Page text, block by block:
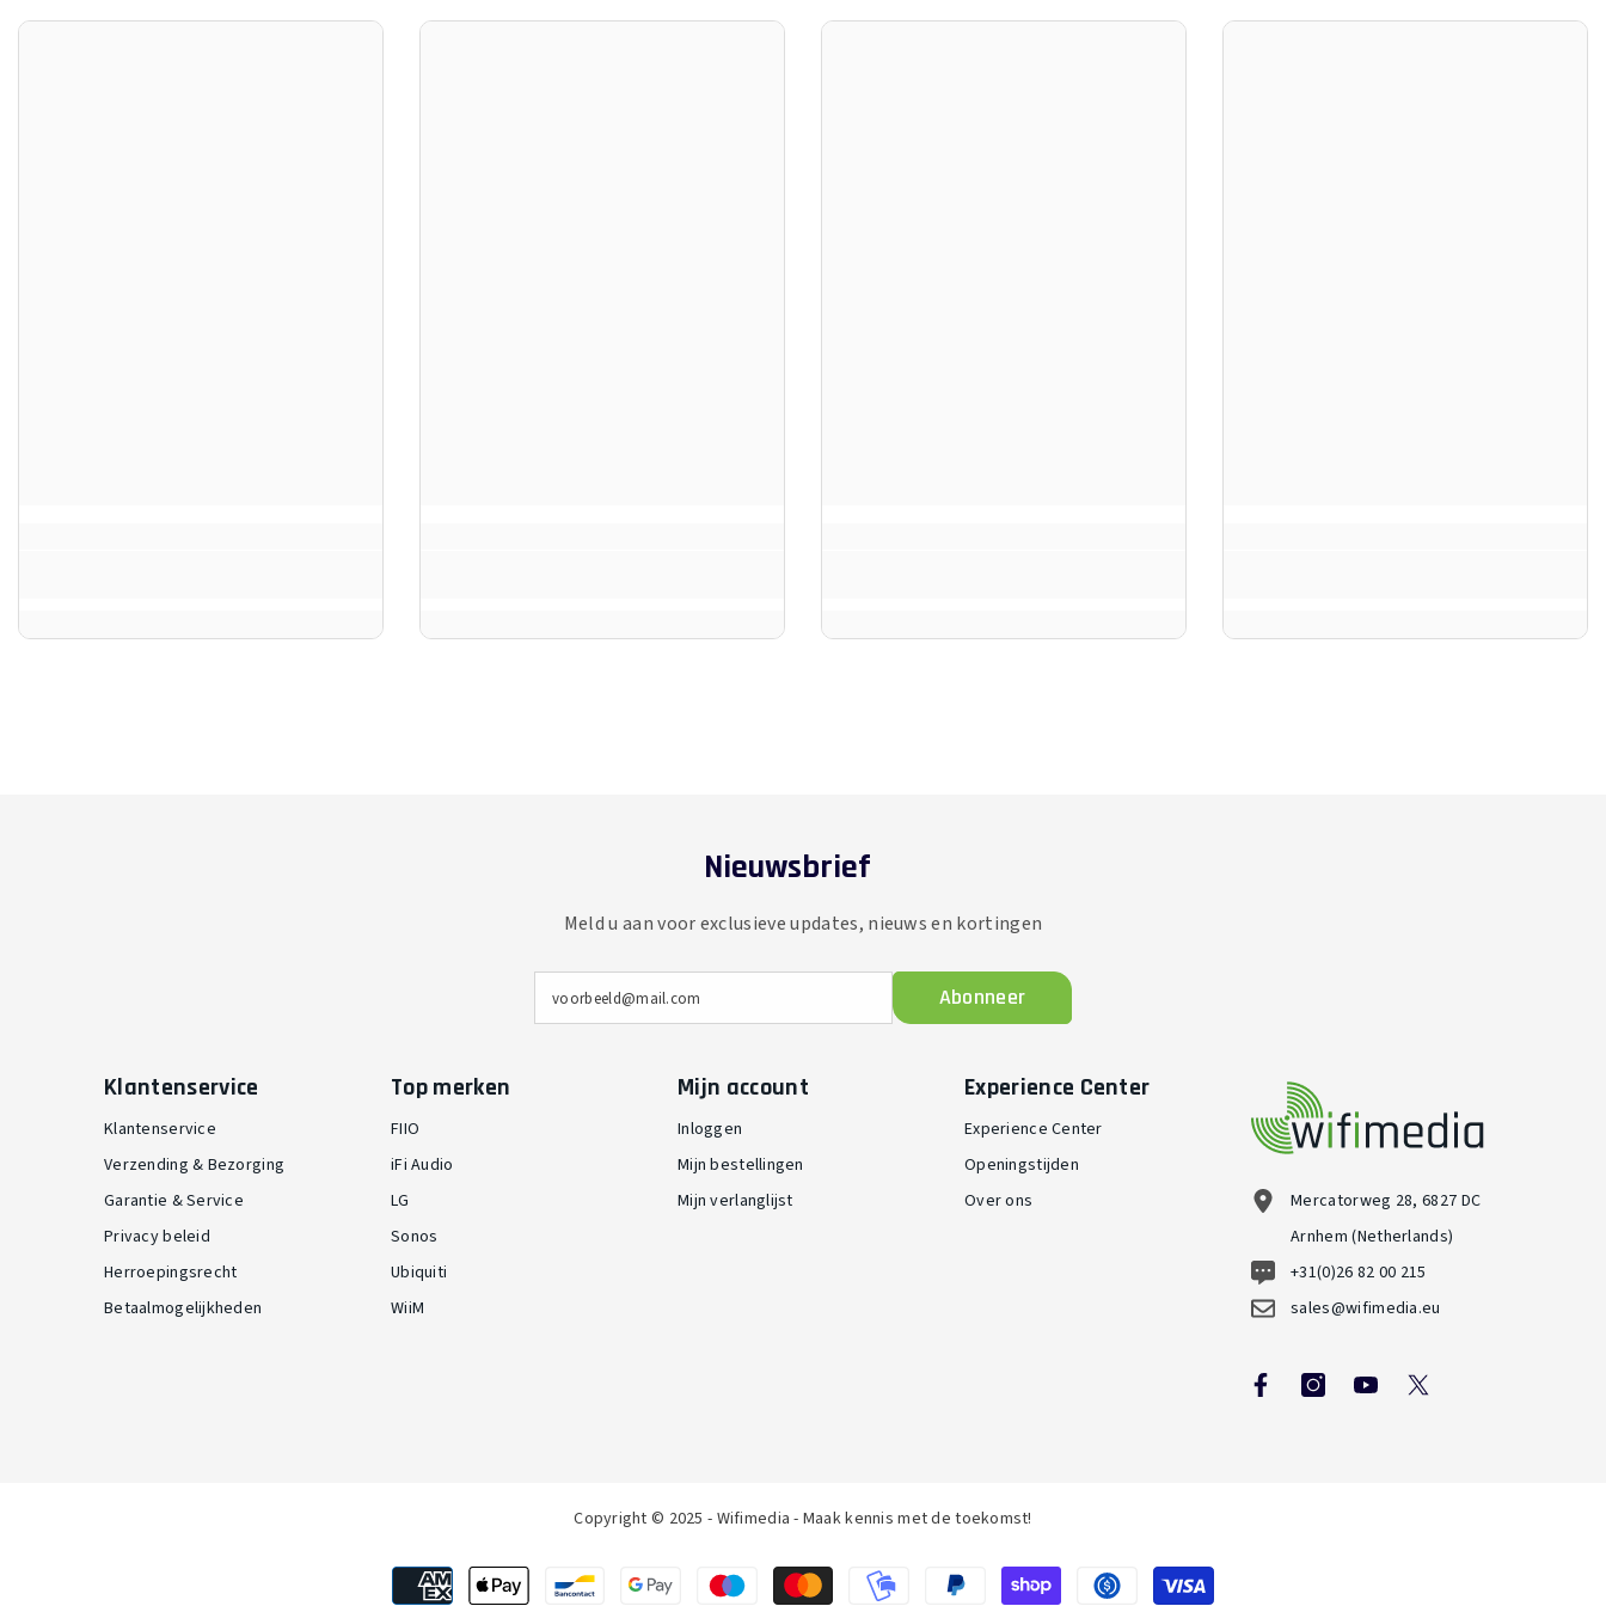
Nieuwsbrief
Meld u aan voor exclusieve updates, nieuws en kortingen
voorbeeld@mail.com Abonneer
Klantenservice
Klantenservice
Verzending & Bezorging
Garantie & Service
Privacy beleid
Herroepingsrecht
Betaalmogelijkheden
Top merken
FIIO
iFi Audio
LG
Sonos
Ubiquiti
WiiM
Mijn account
Inloggen
Mijn bestellingen
Mijn verlanglijst
Experience Center
Experience Center
Openingstijden
Over ons
Mercatorweg 28, 6827 DC
Arnhem (Netherlands)
+31(0)26 82 00 215
sales@wifimedia.eu
Copyright © 2025 - Wifimedia - Maak kennis met de toekomst!
Betaalmethoden